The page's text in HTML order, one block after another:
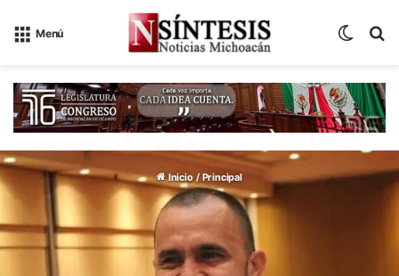
Menú
Inicio / Principal